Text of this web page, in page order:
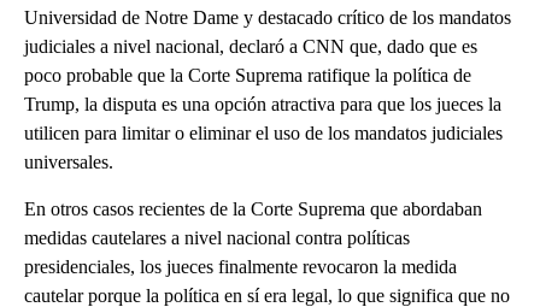
Universidad de Notre Dame y destacado crítico de los mandatos
judiciales a nivel nacional, declaró a CNN que, dado que es
poco probable que la Corte Suprema ratifique la política de
Trump, la disputa es una opción atractiva para que los jueces la
utilicen para limitar o eliminar el uso de los mandatos judiciales
universales.
En otros casos recientes de la Corte Suprema que abordaban
medidas cautelares a nivel nacional contra políticas
presidenciales, los jueces finalmente revocaron la medida
cautelar porque la política en sí era legal, lo que significa que no